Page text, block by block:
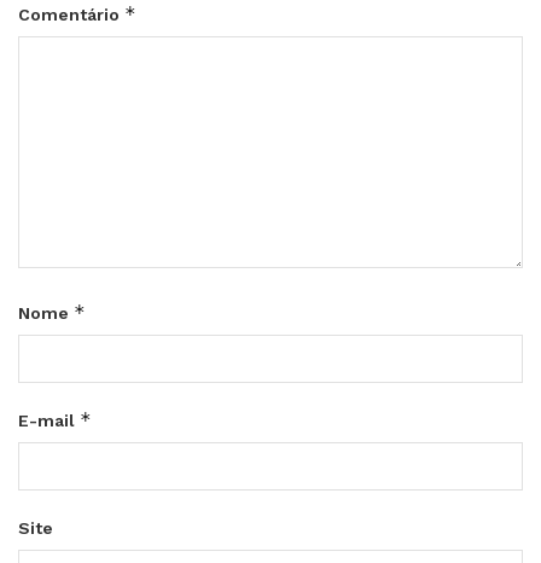
Comentário *
Nome *
E-mail *
Site